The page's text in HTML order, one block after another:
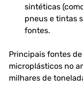
sintéticas
pneus e tintas
fontes.
Principais fontes
microplásticos no
milhares de